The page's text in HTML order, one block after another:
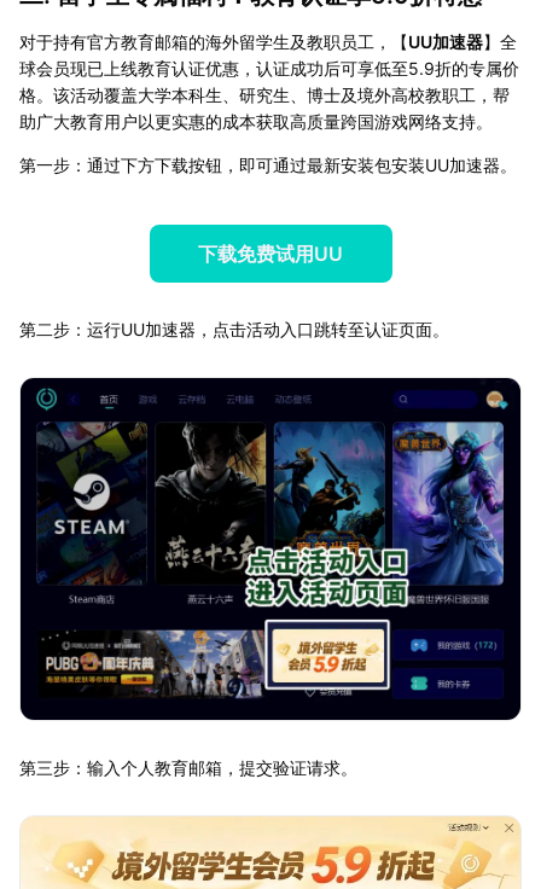
对于持有官方教育邮箱的海外留学生及教职员工，【UU加速器】全
球会员现已上线教育认证优惠，认证成功后可享低至5.9折的专属价
格。该活动覆盖大学本科生、研究生、博士及境外高校教职工，帮
助广大教育用户以更实惠的成本获取高质量跨国游戏网络支持。
第一步：通过下方下载按钮，即可通过最新安装包安装UU加速器。
下载免费试用UU
第二步：运行UU加速器，点击活动入口跳转至认证页面。
第三步：输入个人教育邮箱，提交验证请求。